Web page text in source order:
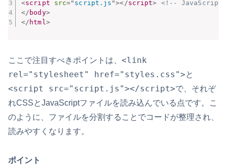
<script src=" script.js "></script> <!-- JavaScriptフ
</ body>
</ html >
ここで注目すべきポイントは、 <link
rel="stylesheet" href="styles.css">と
<script src="script.js"></script>で、それぞ
れCSSとJavaScriptファイルを読み込んでいる点です。こ
のように、ファイルを分割することでコードが整理され、
読みやすくなります。
ポイント